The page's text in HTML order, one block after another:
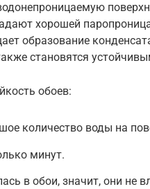
хорошей
образование
становятся
обоев:
количество воды на
минут.
в обои, значит, они не